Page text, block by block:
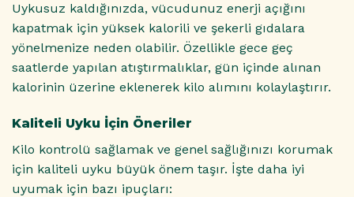
Uykusuz kaldığınızda, vücudunuz enerji açığını
kapatmak için yüksek kalorili ve şekerli gıdalara
yönelmenize neden olabilir. Özellikle gece geç
saatlerde yapılan atıştırmalıklar, gün içinde alınan
kalorinin üzerine eklenerek kilo alımını kolaylaştırır.
Kaliteli Uyku İçin Öneriler
Kilo kontrolü sağlamak ve genel sağlığınızı korumak
için kaliteli uyku büyük önem taşır. İşte daha iyi
uyumak için bazı ipuçları: